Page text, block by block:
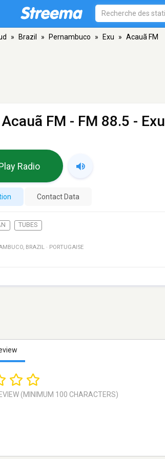
» Brazil » Pernambuco » Exu » Acauã FM
Acauã FM - FM 88.5 - Exu
Radio
Contact Data
TUBES
, BRAZIL · PORTUGAISE